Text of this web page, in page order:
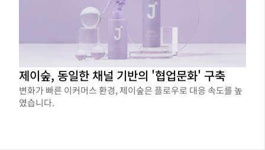
제이숲, 동일한 채널 기반의 '협업문화' 구축
변화가 빠른 이커머스 환경, 제이숲은 플로우로 대응 속도를 높
였습니다.